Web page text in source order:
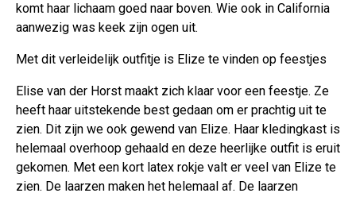
komt haar lichaam goed naar boven. Wie ook in California
aanwezig was keek zijn ogen uit.
Met dit verleidelijk outfitje is Elize te vinden op feestjes
Elise van der Horst maakt zich klaar voor een feestje. Ze
heeft haar uitstekende best gedaan om er prachtig uit te
zien. Dit zijn we ook gewend van Elize. Haar kledingkast is
helemaal overhoop gehaald en deze heerlijke outfit is eruit
gekomen. Met een kort latex rokje valt er veel van Elize te
zien. De laarzen maken het helemaal af. De laarzen